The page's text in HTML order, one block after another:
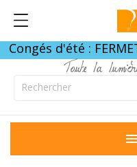
Congés d'été :
Toute la